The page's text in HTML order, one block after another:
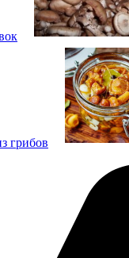
грибов